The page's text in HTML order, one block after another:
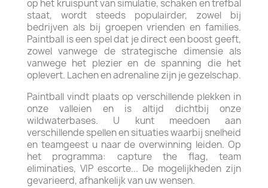
op het kruispunt van simulatie, schaken en trefbal
staat, wordt steeds populairder, zowel bij
bedrijven als bij groepen vrienden en families.
Paintball is een spel dat je direct een boost geeft,
zowel vanwege de strategische dimensie als
vanwege het plezier en de spanning die het
oplevert. Lachen en adrenaline zijn je gezelschap.
Paintball vindt plaats op verschillende plekken in
onze valleien en is altijd dichtbij onze
wildwaterbases. U kunt meedoen aan
verschillende spellen en situaties waarbij snelheid
en teamgeest u naar de overwinning leiden. Op
het programma: capture the flag, team
eliminaties, VIP escorte... De mogelijkheden zijn
gevarieerd, afhankelijk van uw wensen.